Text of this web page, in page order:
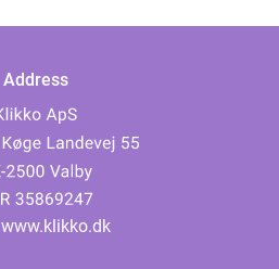
Address
www.klikko.dk